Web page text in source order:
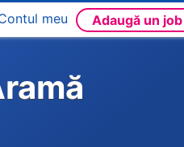
meu Adaugă un job